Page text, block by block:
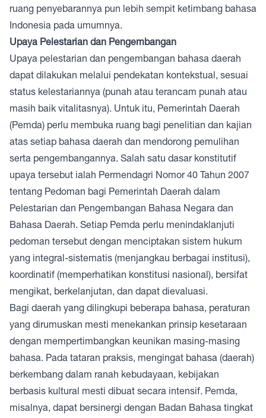
ruang penyebarannya pun lebih sempit ketimbang bahasa
Indonesia pada umumnya.
Upaya Pelestarian dan Pengembangan
Upaya pelestarian dan pengembangan bahasa daerah
dapat dilakukan melalui pendekatan kontekstual, sesuai
status kelestariannya (punah atau terancam punah atau
masih baik vitalitasnya). Untuk itu, Pemerintah Daerah
(Pemda) perlu membuka ruang bagi penelitian dan kajian
atas setiap bahasa daerah dan mendorong pemulihan
serta pengembangannya. Salah satu dasar konstitutif
upaya tersebut ialah Permendagri Nomor 40 Tahun 2007
tentang Pedoman bagi Pemerintah Daerah dalam
Pelestarian dan Pengembangan Bahasa Negara dan
Bahasa Daerah. Setiap Pemda perlu menindaklanjuti
pedoman tersebut dengan menciptakan sistem hukum
yang integral-sistematis (menjangkau berbagai institusi),
koordinatif (memperhatikan konstitusi nasional), bersifat
mengikat, berkelanjutan, dan dapat dievaluasi.
Bagi daerah yang dilingkupi beberapa bahasa, peraturan
yang dirumuskan mesti menekankan prinsip kesetaraan
dengan mempertimbangkan keunikan masing-masing
bahasa. Pada tataran praksis, mengingat bahasa (daerah)
berkembang dalam ranah kebudayaan, kebijakan
berbasis kultural mesti dibuat secara intensif. Pemda,
misalnya, dapat bersinergi dengan Badan Bahasa tingkat